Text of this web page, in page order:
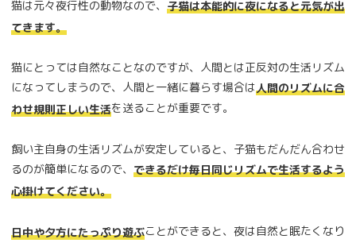
猫は元々夜行性の動物なので、 子猫は本能的に夜になると元気が出
てきます。
猫にとっては自然なことなのですが、人間とは正反対の生活リズム
になってしまうので、人間と一緒に暮らす場合は人間のリズムに合
わせ規則正しい生活を送ることが重要です。
飼い主自身の生活リズムが安定していると、子猫もだんだん合わせ
るのが簡単になるので、 できるだけ毎日同じリズムで生活するよう
心掛けてください。
日中や夕方にたっぷり遊ぶことができると、夜は自然と眠たくなり